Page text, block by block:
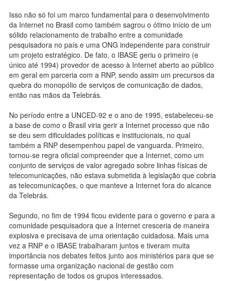
Isso não só foi um marco fundamental para o desenvolvimento
da Internet no Brasil como também sagrou o ótimo início de um
sólido relacionamento de trabalho entre a comunidade
pesquisadora no país e uma ONG independente para construir
um projeto estratégico. De fato, o IBASE geriu o primeiro (e
único até 1994) provedor de acesso à Internet aberto ao público
em geral em parceria com a RNP, sendo assim um precursos da
quebra do monopólio de serviços de comunicação de dados,
então nas mãos da Telebrás.
No período entre a UNCED-92 e o ano de 1995, estabeleceu-se
a base de como o Brasil viria gerir a Internet processo que não
se deu sem dificuldades políticas e institucionais, no qual
também a RNP desempenhou papel de vanguarda. Primeiro,
tornou-se regra oficial compreender que a Internet, como um
conjunto de serviços de valor agregado sobre linhas físicas de
telecomunicações, não estava submetida à legislação que cobria
as telecomunicações, o que manteve a Internet fora do alcance
da Telebrás.
Segundo, no fim de 1994 ficou evidente para o governo e para a
comunidade pesquisadora que a Internet cresceria de maneira
explosiva e precisava de uma orientação cuidadosa. Mais uma
vez a RNP e o IBASE trabalharam juntos e tiveram muita
importância nos debates feitos junto aos ministérios para que se
formasse uma organização nacional de gestão com
representação de todos os grupos interessados.